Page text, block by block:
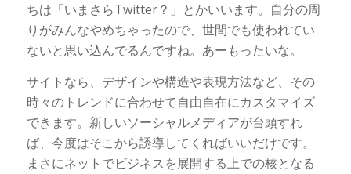
ちは「いまさらTwitter？」とかいいます。自分の周
りがみんなやめちゃったので、世間でも使われてい
ないと思い込んでるんですね。あーもったいな。
サイトなら、デザインや構造や表現方法など、その
時々のトレンドに合わせて自由自在にカスタマイズ
できます。新しいソーシャルメディアが台頭すれ
ば、今度はそこから誘導してくればいいだけです。
まさにネットでビジネスを展開する上での核となる